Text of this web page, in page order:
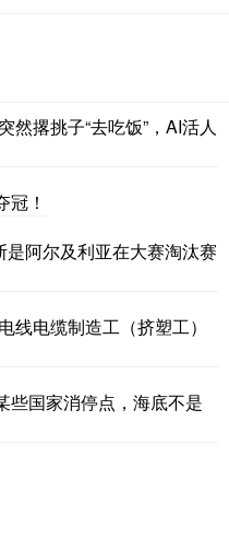
然撂挑子“去吃饭”，AI活人
！
阿尔及利亚在大赛淘汰赛
线电缆制造工（挤塑工）
些国家消停点，海底不是